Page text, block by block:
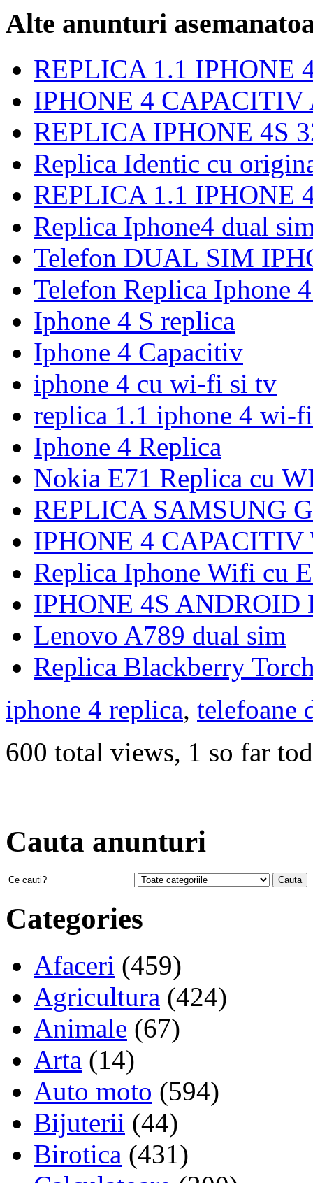
Alte anunturi
REPLICA 1.1 IPHONE
IPHONE 4
REPLICA IPHONE 4S
Replica Identic cu
REPLICA 1.1 IPHONE
Replica Iphone4 dual
Telefon DUAL SIM
Telefon Replica Iphone
Iphone 4 S replica
Iphone 4 Capacitiv
iphone 4 cu wi-fi si tv
replica 1.1 iphone 4 wi-fi
Iphone 4 Replica
Nokia E71 Replica cu
REPLICA SAMSUNG
IPHONE 4
Replica Iphone Wifi cu
IPHONE 4S
Lenovo A789 dual sim
Replica Blackberry
iphone 4 replica, telefoane
600 total views, 1 so far
Cauta anunturi
Categories
Afaceri (459)
Agricultura (424)
Animale (67)
Arta (14)
Auto moto (594)
Bijuterii (44)
Birotica (431)